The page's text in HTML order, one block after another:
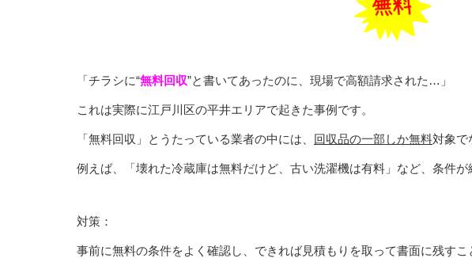
「チラシに“無料回収”と書いてあったのに、現場で高額請求された…」
これは実際に江戸川区の平井エリアで起きた事例です。
「無料回収」とうたっている業者の中には、 回収品の一部しか無料対象で
例えば、「壊れた冷蔵庫は無料だけど、古い洗濯機は有料」など、条件が
対策：
事前に無料の条件をよく確認し、できれば見積もりを取って書面に残すこ